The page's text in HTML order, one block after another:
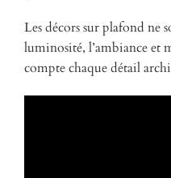
Les décors sur plafond ne
luminosité, l’ambiance et
compte chaque détail